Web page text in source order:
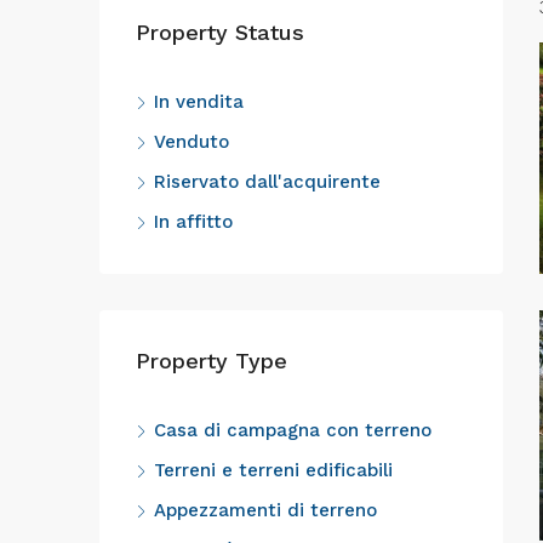
Property Status
In vendita
Venduto
Riservato dall'acquirente
In affitto
Property Type
Casa di campagna con terreno
Terreni e terreni edificabili
Appezzamenti di terreno